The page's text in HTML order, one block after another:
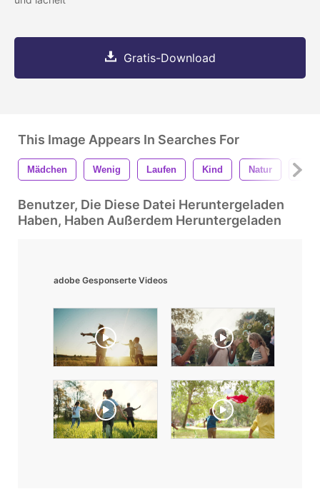
Gratis-Download
This Image Appears In Searches For
Mädchen Wenig Laufen Kind Natur Feld
Benutzer, Die Diese Datei Heruntergeladen
Haben, Haben Außerdem Heruntergeladen
adobe Gesponserte Videos